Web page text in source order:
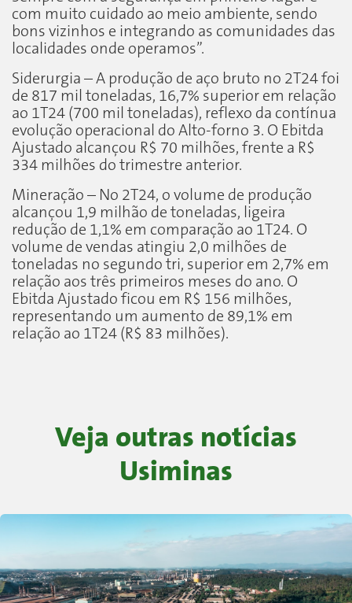
com muito cuidado ao meio ambiente, sendo
bons vizinhos e integrando as comunidades das
localidades onde operamos”.
Siderurgia – A produção de aço bruto no 2T24 foi
de 817 mil toneladas, 16,7% superior em relação
ao 1T24 (700 mil toneladas), reflexo da contínua
evolução operacional do Alto-forno 3. O Ebitda
Ajustado alcançou R$ 70 milhões, frente a R$
334 milhões do trimestre anterior.
Mineração – No 2T24, o volume de produção
alcançou 1,9 milhão de toneladas, ligeira
redução de 1,1% em comparação ao 1T24. O
volume de vendas atingiu 2,0 milhões de
toneladas no segundo tri, superior em 2,7% em
relação aos três primeiros meses do ano. O
Ebitda Ajustado ficou em R$ 156 milhões,
representando um aumento de 89,1% em
relação ao 1T24 (R$ 83 milhões).
Veja outras notícias
Usiminas